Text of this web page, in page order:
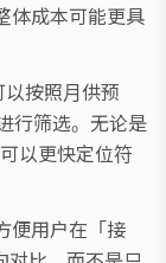
体成本可能更具
按照月供预
行筛选。无论是
以更快定位符
便用户在「接